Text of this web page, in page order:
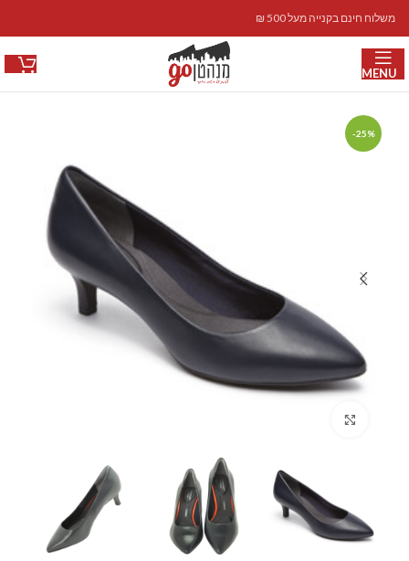
משלוח חינם בקנייה מעל 500 ₪
MENU
-25%